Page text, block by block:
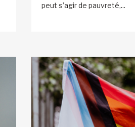
peut s’agir de pauvreté,...